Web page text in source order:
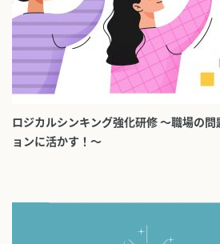
ロジカルシンキング強化研修 ～職場の
ョンに活かす！～